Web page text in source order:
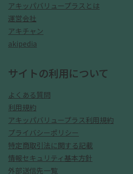
アキッパバリュープラスとは
運営会社
アキチャン
akipedia
サイトの利用について
よくある質問
利用規約
アキッパバリュープラス利用規約
プライバシーポリシー
特定商取引法に関する記載
情報セキュリティ基本方針
外部送信先一覧